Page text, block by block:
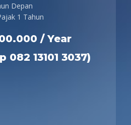
Depan
1 Tahun
/ Year
082 13101 3037)